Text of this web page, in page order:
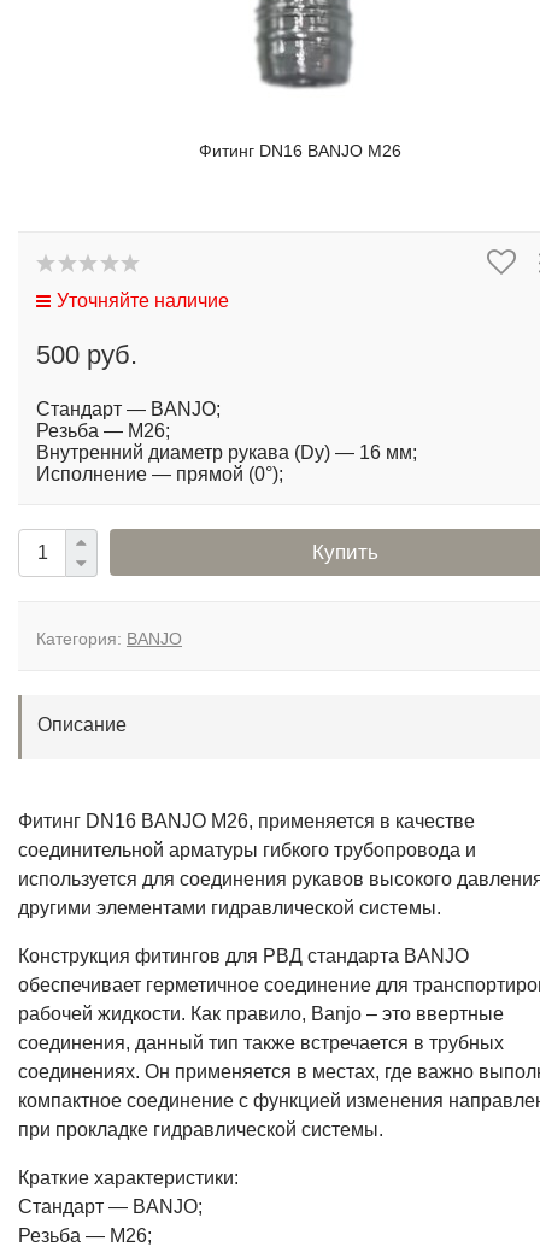
Фитинг DN16 BANJO M26
Уточняйте наличие
500 руб.
Стандарт — BANJO;
Резьба — M26;
Внутренний диаметр рукава (Dy) — 16 мм;
Исполнение — прямой (0°);
Купить
Категория: BANJO
Описание
Фитинг DN16 BANJO M26, применяется в качестве
соединительной арматуры гибкого трубопровода и
используется для соединения рукавов высокого
другими элементами гидравлической системы.
Конструкция фитингов для РВД стандарта BANJO
обеспечивает герметичное соединение для
рабочей жидкости. Как правило, Banjo – это ввертные
соединения, данный тип также встречается в трубных
соединениях. Он применяется в местах, где важно
компактное соединение с функцией изменения
при прокладке гидравлической системы.
Краткие характеристики:
Стандарт — BANJO;
Резьба — M26;